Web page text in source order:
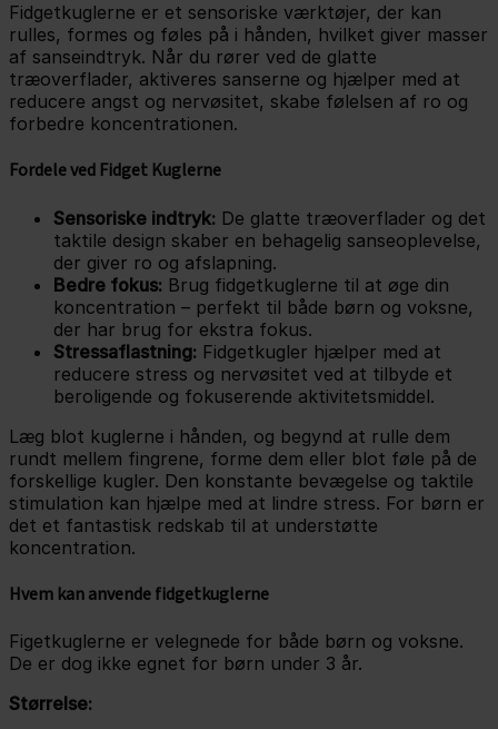
Fidgetkuglerne er et sensoriske værktøjer, der kan
rulles, formes og føles på i hånden, hvilket giver masser
af sanseindtryk. Når du rører ved de glatte
træoverflader, aktiveres sanserne og hjælper med at
reducere angst og nervøsitet, skabe følelsen af ro og
forbedre koncentrationen.
Fordele ved Fidget Kuglerne
Sensoriske indtryk: De glatte træoverflader og det
taktile design skaber en behagelig sanseoplevelse,
der giver ro og afslapning.
Bedre fokus: Brug fidgetkuglerne til at øge din
koncentration – perfekt til både børn og voksne,
der har brug for ekstra fokus.
Stressaflastning: Fidgetkugler hjælper med at
reducere stress og nervøsitet ved at tilbyde et
beroligende og fokuserende aktivitetsmiddel.
Læg blot kuglerne i hånden, og begynd at rulle dem
rundt mellem fingrene, forme dem eller blot føle på de
forskellige kugler. Den konstante bevægelse og taktile
stimulation kan hjælpe med at lindre stress. For børn er
det et fantastisk redskab til at understøtte
koncentration.
Hvem kan anvende fidgetkuglerne
Figetkuglerne er velegnede for både børn og voksne.
De er dog ikke egnet for børn under 3 år.
Størrelse: